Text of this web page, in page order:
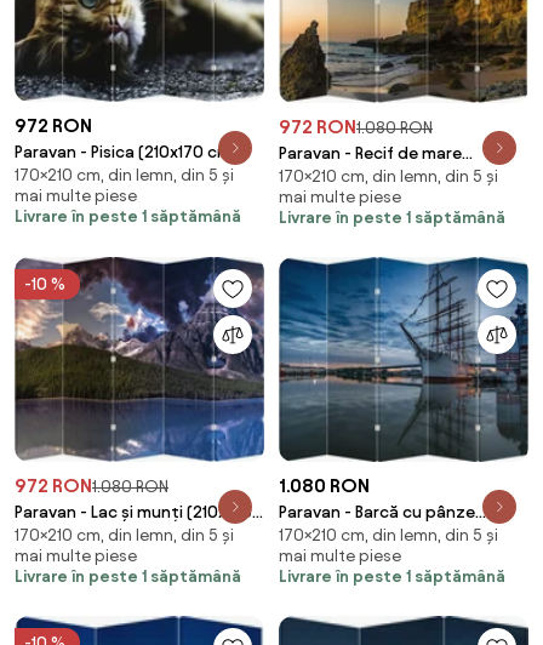
972 RON
Paravan - Pisica (210x170 cm)
170×210 cm, din lemn, din 5 și
mai multe piese
Livrare în peste 1 săptămână
972 RON1.080 RON
Paravan - Recif de mare
(210x170 cm)
170×210 cm, din lemn, din 5 și
mai multe piese
Livrare în peste 1 săptămână
-10 %
972 RON1.080 RON
Paravan - Lac și munți (210x170
cm)
170×210 cm, din lemn, din 5 și
mai multe piese
Livrare în peste 1 săptămână
1.080 RON
Paravan - Barcă cu pânze
(210x170 cm)
170×210 cm, din lemn, din 5 și
mai multe piese
Livrare în peste 1 săptămână